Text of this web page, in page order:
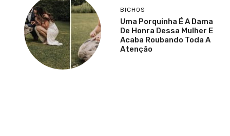
BICHOS
Uma Porquinha É A Dama
De Honra Dessa Mulher E
Acaba Roubando Toda A
Atenção